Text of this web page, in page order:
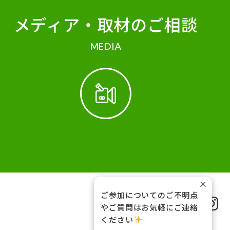
メディア・ 取材のご相談
MEDIA
FOLLOW US
ご参加についてのご不明点
やご質問はお気軽にご連絡
ください
×